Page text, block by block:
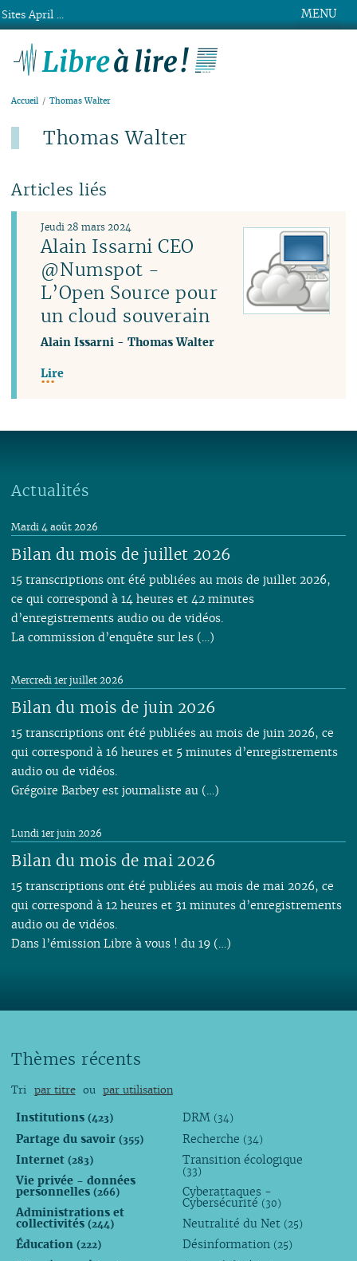
MENU
Accueil Thomas Walter
Thomas Walter
Articles liés
Alain Issarni CEO
@Numspot -
L’Open Source pour
un cloud souverain
Jeudi 28 mars 2024
Alain Issarni -Thomas Walter
Lire
Actualités
Bilan du mois de juillet 2026
Mardi 4 août 2026
15 transcriptions ont été publiées au mois de juillet 2026,
ce qui correspond à 14 heures et 42 minutes
d’enregistrements audio ou de vidéos.
La commission d’enquête sur les (…)
Bilan du mois de juin 2026
Mercredi 1er juillet 2026
15 transcriptions ont été publiées au mois de juin 2026, ce
qui correspond à 16 heures et 5 minutes d’enregistrements
audio ou de vidéos.
Grégoire Barbey est journaliste au (…)
Bilan du mois de mai 2026
Lundi 1er juin 2026
15 transcriptions ont été publiées au mois de mai 2026, ce
qui correspond à 12 heures et 31 minutes d’enregistrements
audio ou de vidéos.
Dans l’émission Libre à vous ! du 19 (…)
Thèmes récents
Tri par titre ou par utilisation
Institutions (423)
Partage du savoir (355)
Internet (283)
Vie privée - données
personnelles (266)
Administrations et
collectivités (244)
Éducation (222)
DRM (34)
Recherche (34)
Transition écologique
(33)
Cyberattaques -
Cybersécurité (30)
Neutralité du Net (25)
Désinformation (25)
Sites April ...